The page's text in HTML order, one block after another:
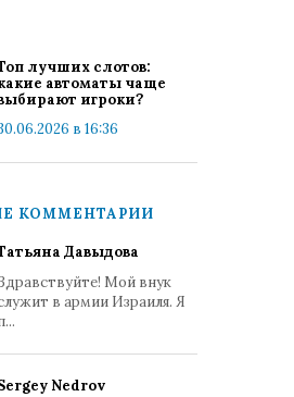
лучших слотов:
автоматы чаще
игроки?
в 16:36
КОММЕНТАРИИ
Давыдова
Мой внук
в армии Израиля. Я
Nedrov